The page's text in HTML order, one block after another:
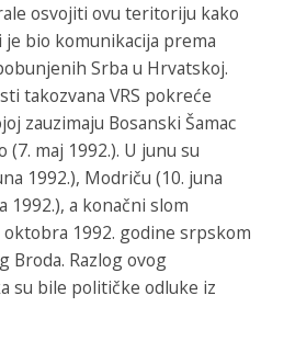
osvojiti ovu teritoriju kako
bio komunikacija prema
Srba u Hrvatskoj.
takozvana VRS pokreće
zauzimaju Bosanski Šamac
(7. maj 1992.). U junu su
1992.), Modriču (10. juna
1992.), a konačni slom
1992. godine srpskom
Broda. Razlog ovog
su bile političke odluke iz